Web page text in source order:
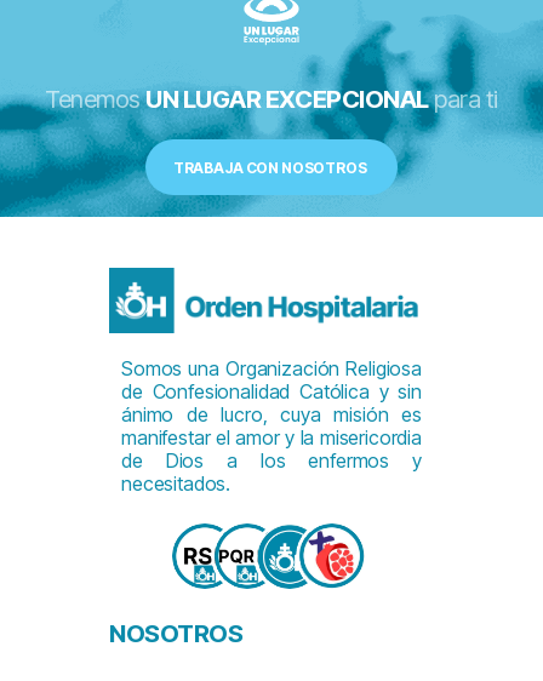
TenemosUN LUGAR EXCEPCIONALpara ti
TRABAJA CON NOSOTROS
Somos una Organización Religiosa
de Confesionalidad Católica y sin
ánimo de lucro, cuya misión es
manifestar el amor y la misericordia
de Dios a los enfermos y
necesitados.
NOSOTROS